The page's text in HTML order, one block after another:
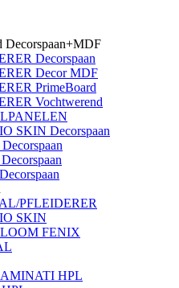
Decorspaan+MDF
Decorspaan
Decor MDF
PrimeBoard
Vochtwerend
SKIN Decorspaan
PFLEIDERER
SKIN
FENIX
HPL